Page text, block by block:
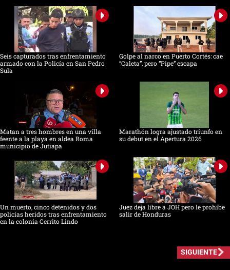
Seis capturados tras enfrentamiento
armado con la Policía en San Pedro
Sula
Golpe al narco en Puerto Cortés: cae
“Caleta”, pero “Pipe” escapa
Matan a tres hombres en una villa
feente a la playa en aldea Roma
municipio de Jutiapa
Marathón logra ajustado triunfo en
su debut en el Apertura 2026
Un muerto, cinco detenidos y dos
policías heridos tras enfrentamiento
en la colonia Cerrito Lindo
Juez deja libre a JOH pero le prohíbe
salir de Honduras
SIGUIENTE